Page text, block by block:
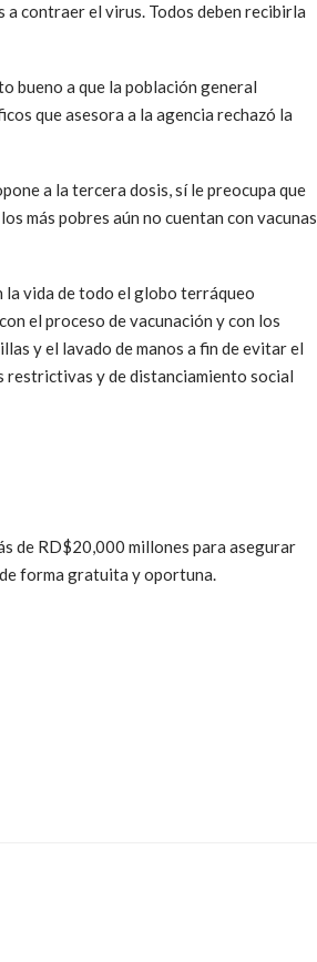
contraer el virus. Todos deben recibirla
bueno a que la población general
que asesora a la agencia rechazó la
a la tercera dosis, sí le preocupa que
más pobres aún no cuentan con vacunas
la vida de todo el globo terráqueo
el proceso de vacunación y con los
y el lavado de manos a fin de evitar el
restrictivas y de distanciamiento social
de RD$20,000 millones para asegurar
forma gratuita y oportuna.